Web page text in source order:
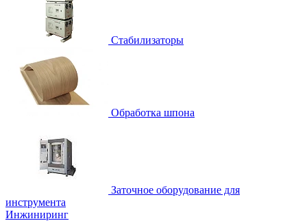
Стабилизаторы
Обработка шпона
Заточное оборудование для
инструмента
Инжиниринг